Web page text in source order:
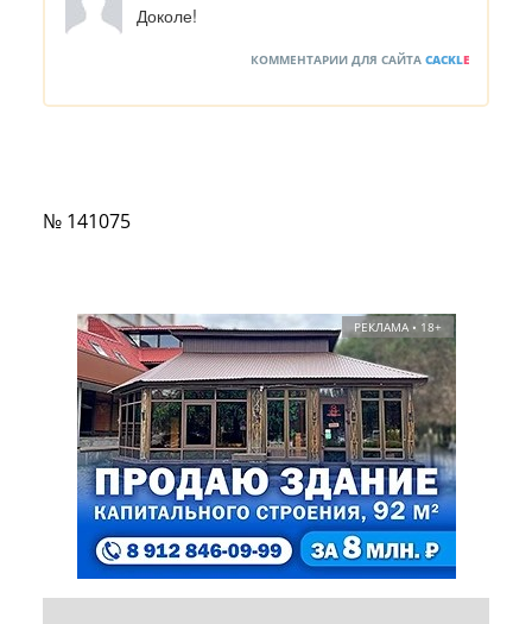
Доколе!
КОММЕНТАРИИ ДЛЯ САЙТА CACKLE
№ 141075
РЕКЛАМА • 18+